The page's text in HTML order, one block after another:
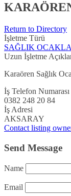
Return to Directory
İşletme Türü
SAĞLIK
Uzun İşletme
Karaören Sağlık
İş Telefon Numarası
0382 248 20 84
İş Adresi
AKSARAY
Contact listing
Send Message
Name
Email